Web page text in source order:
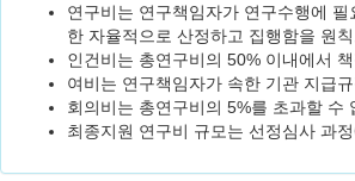
연구비는 연구책임자가 연구수행에 필
한 자율적으로 산정하고 집행함을 원칙
인건비는 총연구비의 50% 이내에서
여비는 연구책임자가 속한 기관 지급규
회의비는 총연구비의 5%를 초과할 수
최종지원 연구비 규모는 선정심사 과